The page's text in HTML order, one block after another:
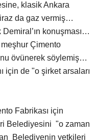
klasik Ankara
da gaz vermiş…
konuşması…
Çimento
övünerek söylemiş…
için de "o şirket arsaları
Fabrikası için
Belediyesini "o zaman
Belediyenin yetkileri